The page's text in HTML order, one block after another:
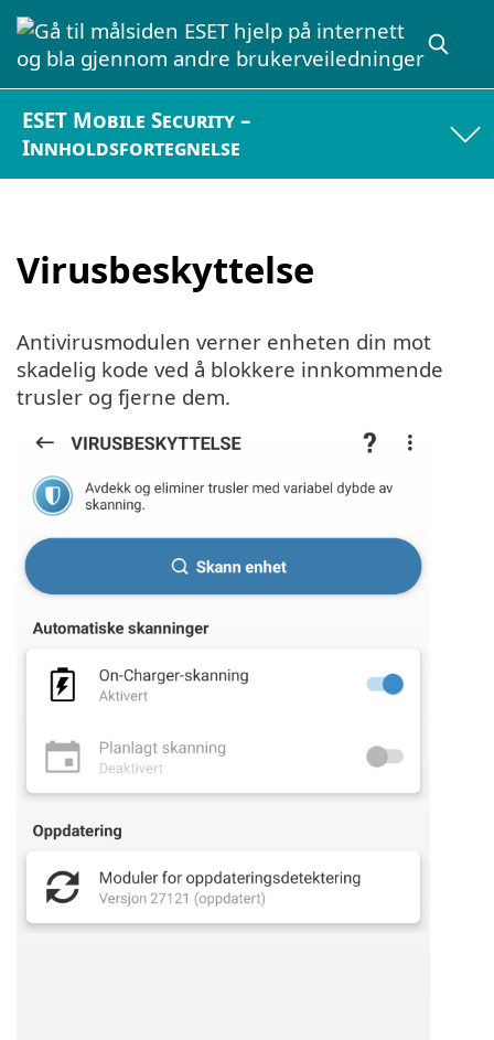
ESET Mobile Security –
Innholdsfortegnelse
Virusbeskyttelse
Antivirusmodulen verner enheten din mot
skadelig kode ved å blokkere innkommende
trusler og fjerne dem.